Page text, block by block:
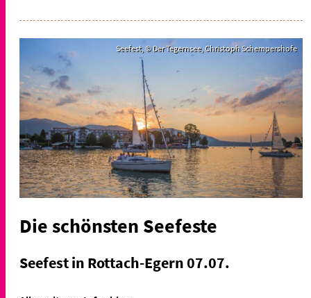
Seefest, © Der Tegernsee, Christoph Schempershofe
Die schönsten Seefeste
Seefest in Rottach-Egern 07.07.